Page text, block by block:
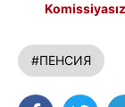
#ПЕНСИЯ